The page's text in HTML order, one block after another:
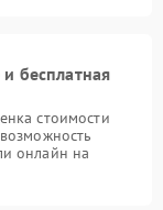
бесплатная
стоимости
онлайн на